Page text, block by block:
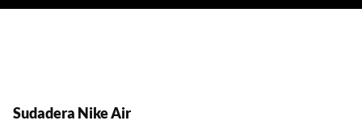
Sudadera Nike Air